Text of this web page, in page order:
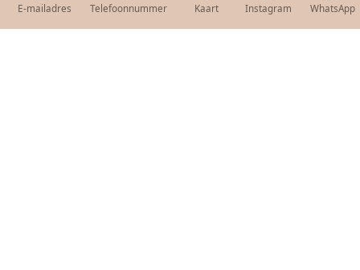
E-mailadres Telefoonnummer Kaart Instagram WhatsApp